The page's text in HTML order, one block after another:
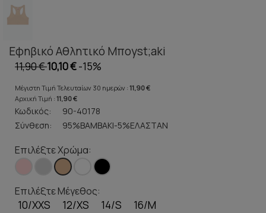
Εφηβικό Αθλητικό Μποyst;aki
11,90 €10,10 €-15%
Μέγιστη Τιμή Τελευταίων 30 ημερών : 11,90 €
Αρχική Τιμή : 11,90 €
Κωδικός:
90-40178
Σύνθεση:
95%ΒΑΜΒΑΚΙ-5%ΕΛΑΣΤΑΝ
Επιλέξτε Χρώμα:
Επιλέξτε Μέγεθος:
10/XXS 12/XS 14/S 16/M